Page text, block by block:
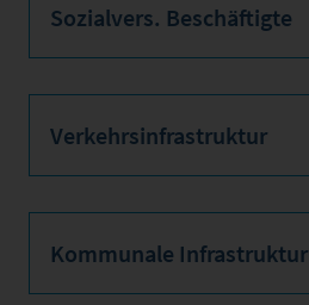
Sozialvers. Beschäftigte
Verkehrsinfrastruktur
Kommunale Infrastruktur